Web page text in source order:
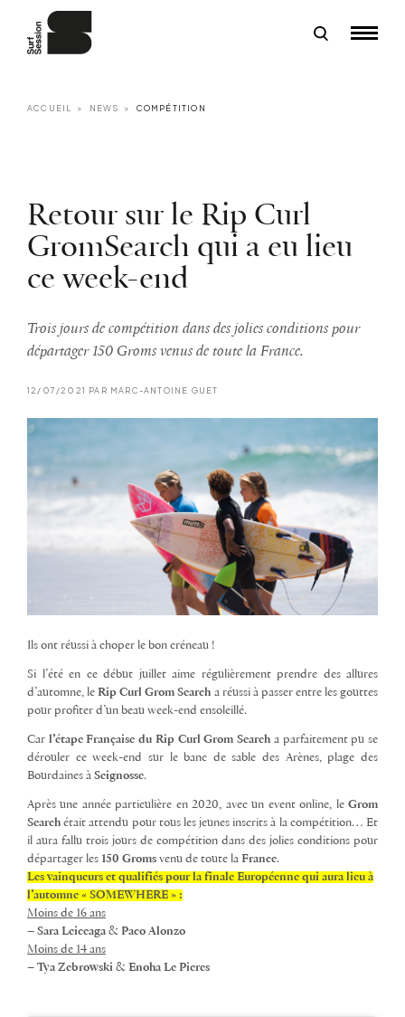
ACCUEIL NEWS COMPÉTITION
Retour sur le Rip Curl
GromSearch qui a eu lieu
ce week-end
Trois jours de compétition dans des jolies conditions pour
départager 150 Groms venus de toute la France.
12/07/2021 PAR MARC-ANTOINE GUET
Ils ont réussi à choper le bon créneau !
Si l’été en ce début juillet aime régulièrement prendre des allures
d’automne, le Rip Curl Grom Search a réussi à passer entre les gouttes
pour profiter d’un beau week-end ensoleillé.
Car l’étape Française du Rip Curl Grom Search a parfaitement pu se
dérouler ce week-end sur le banc de sable des Arènes, plage des
Bourdaines à Seignosse.
Après une année particulière en 2020, avec un event online, le Grom
Search était attendu pour tous les jeunes inscrits à la compétition… Et
il aura fallu trois jours de compétition dans des jolies conditions pour
départager les 150 Groms venu de toute la France.
Les vainqueurs et qualifiés pour la finale Européenne qui aura lieu à
l’automne « SOMEWHERE » :
Moins de 16 ans
– Sara Leiceaga & Paco Alonzo
Moins de 14 ans
– Tya Zebrowski & Enoha Le Pieres